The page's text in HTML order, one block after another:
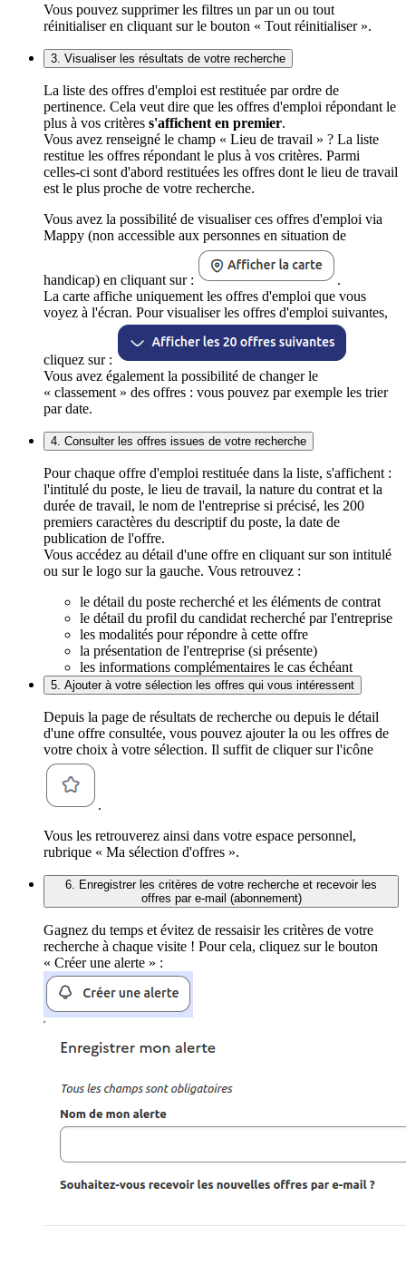
Vous pouvez supprimer les filtres un par un ou tout
réinitialiser en cliquant sur le bouton « Tout réinitialiser ».
3. Visualiser les résultats de votre recherche
La liste des offres d'emploi est restituée par ordre de
pertinence. Cela veut dire que les offres d'emploi répondant le
plus à vos critères s'affichent en premier.
Vous avez renseigné le champ « Lieu de travail » ? La liste
restitue les offres répondant le plus à vos critères. Parmi
celles-ci sont d'abord restituées les offres dont le lieu de travail
est le plus proche de votre recherche.
Vous avez la possibilité de visualiser ces offres d'emploi via
Mappy (non accessible aux personnes en situation de
handicap) en cliquant sur :
.
La carte affiche uniquement les offres d'emploi que vous
voyez à l'écran. Pour visualiser les offres d'emploi suivantes,
cliquez sur :
Vous avez également la possibilité de changer le
« classement » des offres : vous pouvez par exemple les trier
par date.
4. Consulter les offres issues de votre recherche
Pour chaque offre d'emploi restituée dans la liste, s'affichent :
l'intitulé du poste, le lieu de travail, la nature du contrat et la
durée de travail, le nom de l'entreprise si précisé, les 200
premiers caractères du descriptif du poste, la date de
publication de l'offre.
Vous accédez au détail d'une offre en cliquant sur son intitulé
ou sur le logo sur la gauche. Vous retrouvez :
le détail du poste recherché et les éléments de contrat
le détail du profil du candidat recherché par l'entreprise
les modalités pour répondre à cette offre
la présentation de l'entreprise (si présente)
les informations complémentaires le cas échéant
5. Ajouter à votre sélection les offres qui vous intéressent
Depuis la page de résultats de recherche ou depuis le détail
d'une offre consultée, vous pouvez ajouter la ou les offres de
votre choix à votre sélection. Il suffit de cliquer sur l'icône
.
Vous les retrouverez ainsi dans votre espace personnel,
rubrique « Ma sélection d'offres ».
6. Enregistrer les critères de votre recherche et recevoir les
offres par e-mail (abonnement)
Gagnez du temps et évitez de ressaisir les critères de votre
recherche à chaque visite ! Pour cela, cliquez sur le bouton
« Créer une alerte » :